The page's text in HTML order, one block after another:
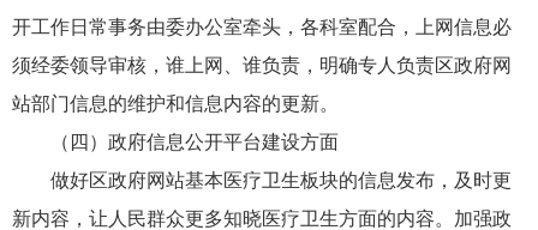
开工作日常事务由委办公室牵头，各科室配合，上网信息必
须经委领导审核，谁上网、谁负责，明确专人负责区政府网
站部门信息的维护和信息内容的更新。
（四）政府信息公开平台建设方面
做好区政府网站基本医疗卫生板块的信息发布，及时更
新内容，让人民群众更多知晓医疗卫生方面的内容。加强政